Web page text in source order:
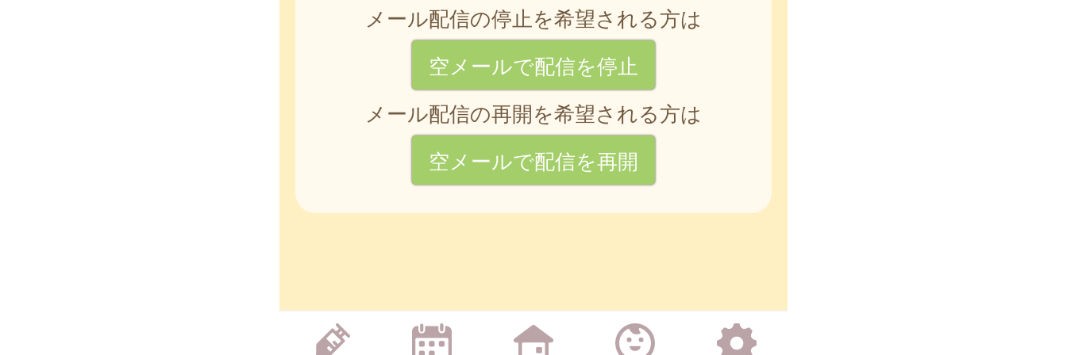
メール配信の停止を希望される方は
空メールで配信を停止
メール配信の再開を希望される方は
空メールで配信を再開